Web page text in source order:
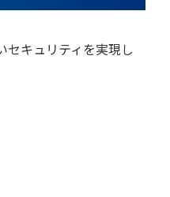
セキュリティを実現し